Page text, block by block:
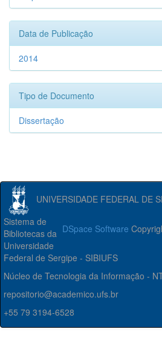
Data de Publicação
2014
Tipo de Documento
Dissertação
UNIVERSIDADE FEDERAL DE
DSpace Software
Sistema de
Bibliotecas da
Universidade
Federal de Sergipe - SIBIUFS
Núcleo de Tecnologia da Informação -
repositorio@academico.ufs.br
+55 79 3194-6528